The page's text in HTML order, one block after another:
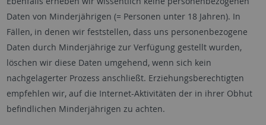
Daten von Minderjährigen (= Personen unter 18 Jahren). In
Fällen, in denen wir feststellen, dass uns personenbezogene
Daten durch Minderjährige zur Verfügung gestellt wurden,
löschen wir diese Daten umgehend, wenn sich kein
nachgelagerter Prozess anschließt. Erziehungsberechtigten
empfehlen wir, auf die Internet-Aktivitäten der in ihrer Obhut
befindlichen Minderjährigen zu achten.